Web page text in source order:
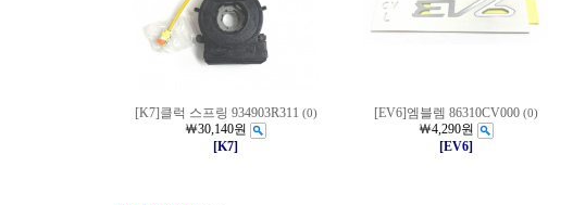
[K7]클럭 스프링 934903R311 (0)
￦30,140원
[K7]
[EV6]엠블렘 86310CV000 (0)
￦4,290원
[EV6]